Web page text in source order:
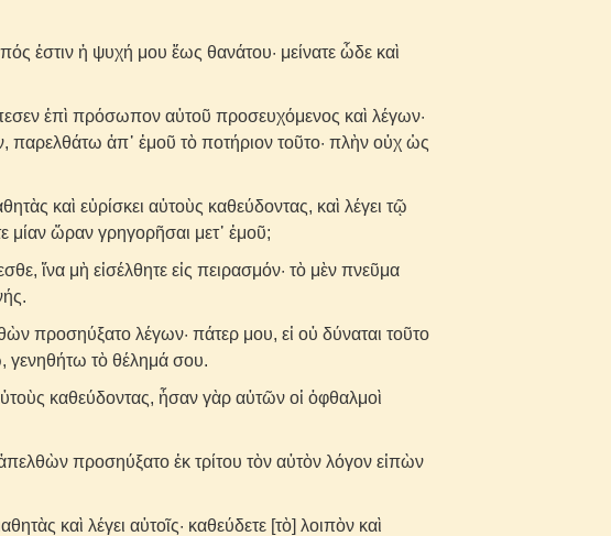
ἐστιν ἡ ψυχή μου ἕως θανάτου· μείνατε ὧδε καὶ
ἐπὶ πρόσωπον αὐτοῦ προσευχόμενος καὶ λέγων·
παρελθάτω ἀπ᾽ ἐμοῦ τὸ ποτήριον τοῦτο· πλὴν οὐχ ὡς
καὶ εὑρίσκει αὐτοὺς καθεύδοντας, καὶ λέγει τῷ
μίαν ὥραν γρηγορῆσαι μετ᾽ ἐμοῦ;
ἵνα μὴ εἰσέλθητε εἰς πειρασμόν· τὸ μὲν πνεῦμα
προσηύξατο λέγων· πάτερ μου, εἰ οὐ δύναται τοῦτο
γενηθήτω τὸ θέλημά σου.
καθεύδοντας, ἦσαν γὰρ αὐτῶν οἱ ὀφθαλμοὶ
προσηύξατο ἐκ τρίτου τὸν αὐτὸν λόγον εἰπὼν
καὶ λέγει αὐτοῖς· καθεύδετε [τὸ] λοιπὸν καὶ